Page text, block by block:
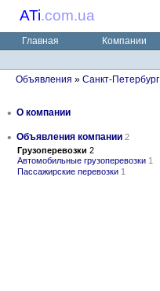
ATi.com.ua
Главная Компании
Объявления » Санкт-Петербург
• О компании
• Объявления компании 2
Грузоперевозки 2
Автомобильные грузоперевозки 1
Пассажирские перевозки 1